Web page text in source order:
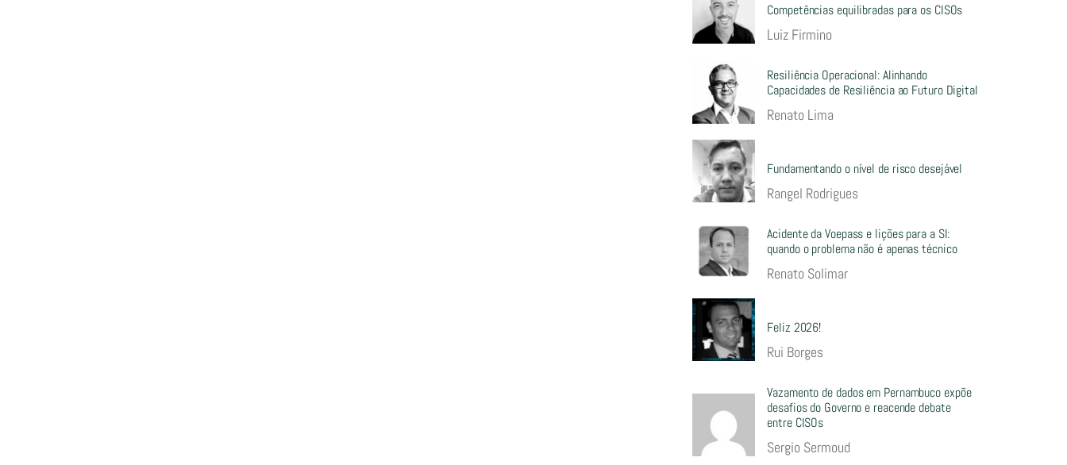
Competências equilibradas para os CISOs
Luiz Firmino
Resiliência Operacional: Alinhando
Capacidades de Resiliência ao Futuro Digital
Renato Lima
Fundamentando o nível de risco desejável
Rangel Rodrigues
Acidente da Voepass e lições para a SI:
quando o problema não é apenas técnico
Renato Solimar
Feliz 2026!
Rui Borges
Vazamento de dados em Pernambuco expõe
desafios do Governo e reacende debate
entre CISOs
Sergio Sermoud